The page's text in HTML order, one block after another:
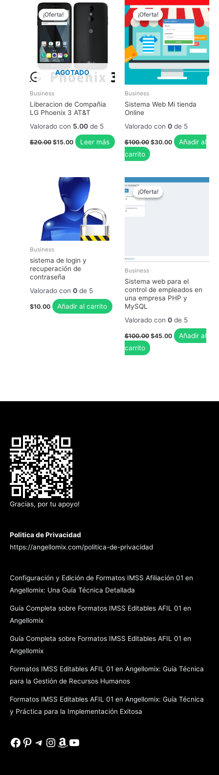
¡Oferta!
AGOTADO
¡Oferta!
Business
Liberacion de Compañia
LG Phoenix 3 AT&T
Valorado con 5.00 de 5
$20.00 El
precio
$15.00 El
precio
Leer más
¡Oferta!
¡Oferta!
Business
Sistema Web Mi tienda
Online
Valorado con 0de 5
$100.00 El
precio
original
$30.00El
precio
Añadir al
carrito
Business
sistema de login y
recuperación de
contraseña
Valorado con0 de 5
$10.00 Añadir al carrito
¡Oferta!
¡Oferta!
Business
Sistema web para el
control de empleados en
una empresa PHP y
MySQL
Valorado con 0de 5
$100.00 El
precio
original
$45.00El
precio
Añadir al
carrito
Gracias, por tu apoyo!
Politica de Privacidad
https://angellomix.com/politica-de-privacidad
Configuración y Edición de Formatos IMSS Afiliación 01 en
Angellomix: Una Guía Técnica Detallada
Guía Completa sobre Formatos IMSS Editables AFIL 01 en
Angellomix
Guía Completa sobre Formatos IMSS Editables AFIL 01 en
Angellomix
Formatos IMSS Editables AFIL 01 en Angellomix: Guía Técnica
para la Gestión de Recursos Humanos
Formatos IMSS Editables AFIL 01 en Angellomix: Guía Técnica
y Práctica para la Implementación Exitosa
Facebook
Pinterest
Telegram
Instagram
Amazon
YouTube